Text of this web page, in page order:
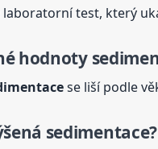
test, který
hodnoty
se liší podle
sedimentace?